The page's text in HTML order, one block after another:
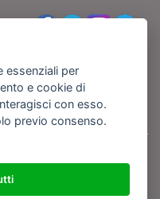
- Tutte le fotografie recanti il
BARIREPORT s.a.s. che ne
nell'anno 2012 e seguenti
scatto riportato)
essenziali per
e cookie di
con esso.
previo consenso.